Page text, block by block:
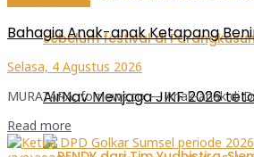
AirNav Menjaga JIKF 2026
Bahagia Anak-anak Ketapang
Selasa, 4 Agustus 2026
MURATARA, fornews.co — Anak-anak di
Read more